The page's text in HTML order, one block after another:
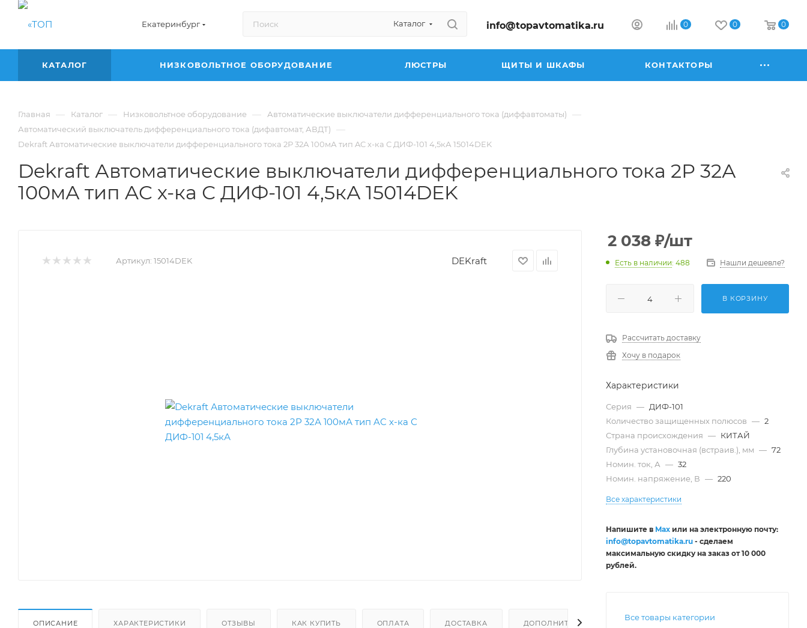
Екатеринбург Каталог info@topavtomatika.ru 0 0 0
КАТАЛОГ НИЗКОВОЛЬТНОЕ ОБОРУДОВАНИЕ ЛЮСТРЫ ЩИТЫ И ШКАФЫ КОНТАКТОРЫ
Главная — Каталог — Низковольтное оборудование — Автоматические выключатели дифференциального тока (диффавтоматы) —
Автоматический выключатель дифференциального тока (дифавтомат, АВДТ) —
Dekraft Автоматические выключатели дифференциального тока 2Р 32А 100мА тип AC х-ка С ДИФ-101 4,5кА 15014DEK
Dekraft Автоматические выключатели дифференциального тока 2Р 32А
100мА тип AC х-ка С ДИФ-101 4,5кА 15014DEK
Артикул: 15014DEK DEKraft
ОПИСАНИЕ ХАРАКТЕРИСТИКИ ОТЗЫВЫ КАК КУПИТЬ ОПЛАТА ДОСТАВКА ДОПОЛНИТЕЛЬНО
2 038 ₽/шт
Есть в наличии: 488 Нашли дешевле?
В КОРЗИНУ
Рассчитать доставку
Хочу в подарок
Характеристики
Серия — ДИФ-101
Количество защищенных полюсов — 2
Страна происхождения — КИТАЙ
Глубина установочная (встраив.), мм — 72
Номин. ток, А — 32
Номин. напряжение, В — 220
Все характеристики
Напишите в Max или на электронную почту:
info@topavtomatika.ru - сделаем
максимальную скидку на заказ от 10 000
рублей.
Все товары категории